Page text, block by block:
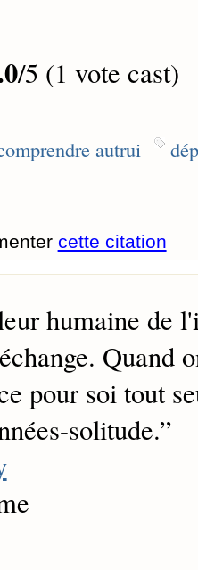
/5 (1 vote cast)
autrui
cette citation
humaine de
Quand
pour soi tout
solitude.”